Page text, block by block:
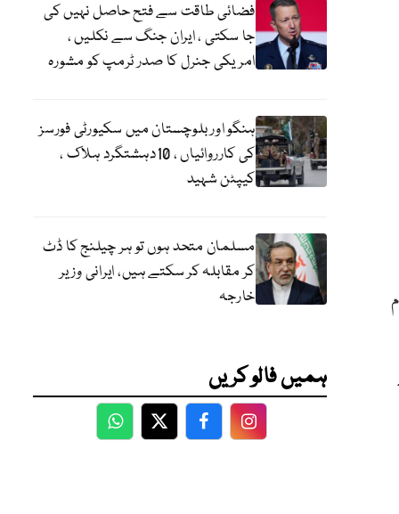
فضائی طاقت سے فتح حاصل نہیں کی
جا سکتی ، ایران جنگ سے نکلیں ،
امریکی جنرل کا صدر ٹرمپ کو مشورہ
ہنگو اور بلوچستان میں سکیورٹی فورسز
کی کارروائیاں ، 10دہشتگرد ہلاک ،
کیپٹن شہید
مسلمان متحد ہوں تو ہر چیلنج کا ڈٹ
کر مقابلہ کر سکتے ہیں، ایرانی وزیر
خارجہ
ہمیں فالو کریں
WhatsApp
TwitterFacebookFacebook